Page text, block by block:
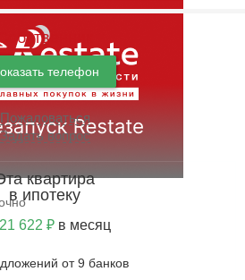
телефон
Пожаловаться
Задать вопрос
квартира
в ипотеку
21 622 ₽ в месяц
от 9 банков